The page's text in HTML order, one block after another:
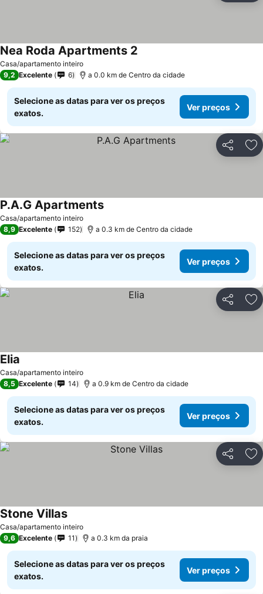
Casa/apartamento inteiro
Nea Roda Apartments 2
9,2 Excelente 6 a 0.0 km de Centro da cidade
Selecione as datas para ver os preços
exatos.
Ver preços
Partilhar
Casa/apartamento inteiro
P.A.G Apartments
8,9 Excelente 152 a 0.3 km de Centro da cidade
Selecione as datas para ver os preços
exatos.
Ver preços
Partilhar
Casa/apartamento inteiro
Elia
8,5 Excelente 14 a 0.9 km de Centro da cidade
Selecione as datas para ver os preços
exatos.
Ver preços
Partilhar
Casa/apartamento inteiro
Stone Villas
9,6 Excelente 11 a 0.3 km da praia
Selecione as datas para ver os preços
exatos.
Ver preços